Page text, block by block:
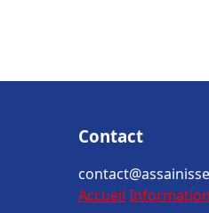
Contact
Accueil